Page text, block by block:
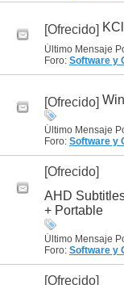
[Ofrecido]
Último Mensaje
Foro: Software y
[Ofrecido]
Último Mensaje
Foro: Software y
[Ofrecido]
AHD
+ Portable
Último Mensaje
Foro: Software y
[Ofrecido]